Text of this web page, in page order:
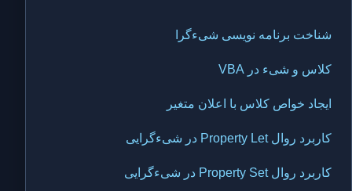
شناخت برنامه نویسی شیءگرا
کلاس و شیء در VBA
ایجاد خواص کلاس با اعلان متغیر
کاربرد روال Property Let در شیءگرایی
کاربرد روال Property Set در شیءگرایی